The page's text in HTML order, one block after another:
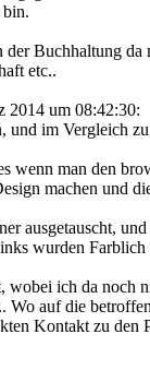
bin.
Buchhaltung
etc..
2014 um 08:42:30:
und im Vergleich
wenn man den
machen und
ausgetauscht,
wurden
ich da noch
Wo auf die
Kontakt zu den